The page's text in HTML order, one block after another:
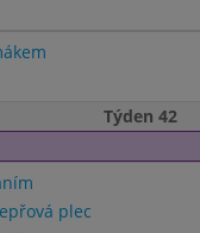
Týden 42
plec